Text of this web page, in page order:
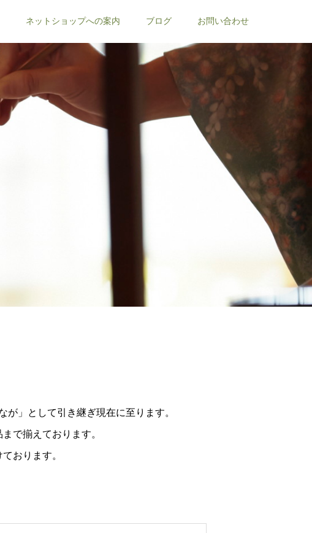
ネットショップへの案内 ブログ お問い合わせ
」として引き継ぎ現在に至ります。
で揃えております。
おります。